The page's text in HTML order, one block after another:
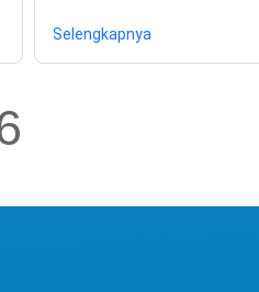
Selengkapnya